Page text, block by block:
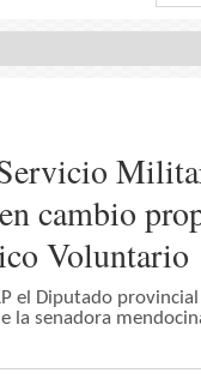
cambio
Voluntario
el Diputado
la senadora